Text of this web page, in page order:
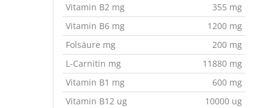
Vitamin B2 mg
355 mg
Vitamin B6 mg
1200 mg
Folsäure mg
200 mg
L-Carnitin mg
11880 mg
Vitamin B1 mg
600 mg
Vitamin B12 ug
10000 ug